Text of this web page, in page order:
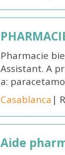
Pharmacie
Assistant. A
a:
Casablanca |
Aide